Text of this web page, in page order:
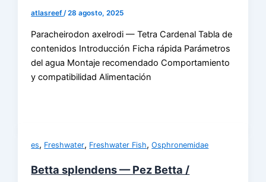
atlasreef/28 agosto, 2025
Paracheirodon axelrodi — Tetra Cardenal Tabla de
contenidos Introducción Ficha rápida Parámetros
del agua Montaje recomendado Comportamiento
y compatibilidad Alimentación
es, Freshwater, Freshwater Fish,Osphronemidae
Betta splendens — Pez Betta /